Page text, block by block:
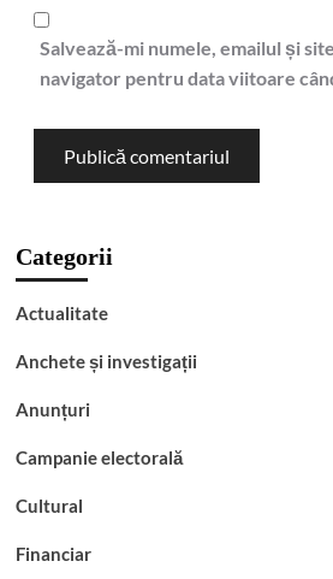
Salvează-mi numele, emailul și
navigator pentru data viitoare
Categorii
Actualitate
Anchete și investigații
Anunțuri
Campanie electorală
Cultural
Financiar